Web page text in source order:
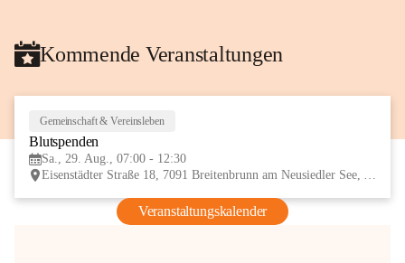
Kommende Veranstaltungen
Gemeinschaft & Vereinsleben
Blutspenden
Sa., 29. Aug., 07:00 - 12:30
Eisenstädter Straße 18, 7091 Breitenbrunn am Neusiedler See, AUT
Veranstaltungskalender